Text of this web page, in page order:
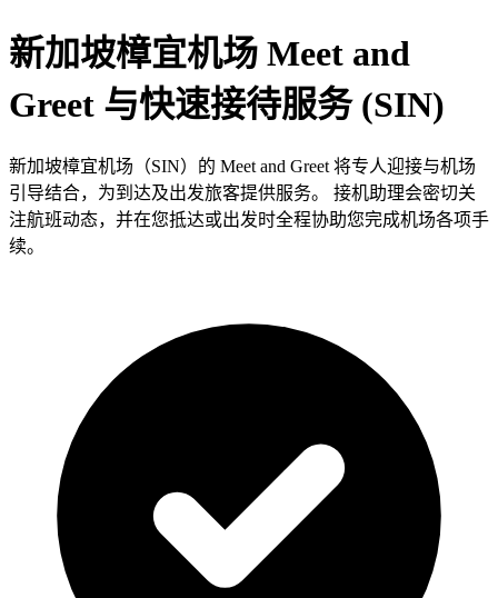
新加坡樟宜机场 Meet and
Greet 与快速接待服务 (SIN)
新加坡樟宜机场（SIN）的 Meet and Greet 将专人迎接与机场
引导结合，为到达及出发旅客提供服务。 接机助理会密切关
注航班动态，并在您抵达或出发时全程协助您完成机场各项手
续。